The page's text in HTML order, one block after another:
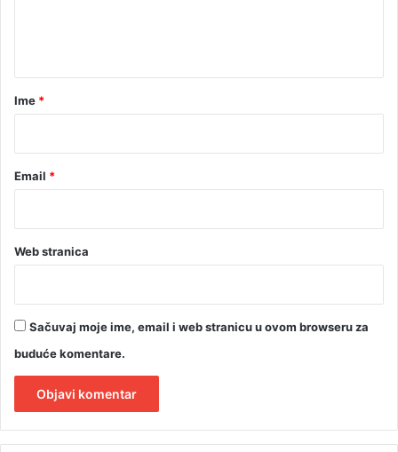
t
a
p
o
z
r
e
n
e
rIme *
Email *
Web stranica
Sačuvaj moje ime, email i web stranicu u ovom browseru za
buduće komentare.